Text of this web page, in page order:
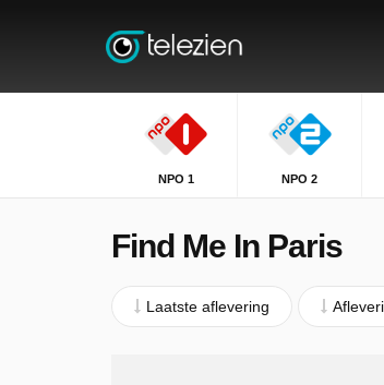
NPO 1 NPO 2
Find Me In Paris
Laatste aflevering